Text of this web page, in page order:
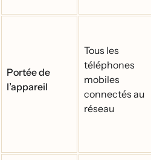
Portée de
l’appareil
Tous les
téléphones
mobiles
connectés au
réseau